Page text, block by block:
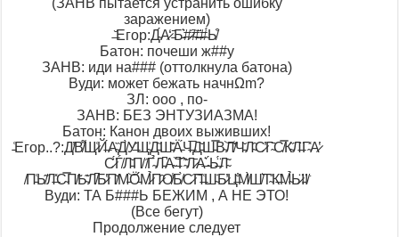
(ЗАНВ пытается устранить ошибку
заражением)
̶̆Егор:Д̴́А̷̒ ̵̄Б̵͛#̷͠#̶̈#̴́Ь̸͒
Батон: почеши ж##у
ЗАНВ: иди на### (оттолкнула батона)
Вуди: может бежать начнΩm?
ЗЛ: ооо , по-
ЗАНВ: БЕЗ ЭНТУЗИАЗМА!
Батон: Канон двоих выживших!
̵͑Егор..?:Д̸̕В̸͌Щ̷͑Й̶́А̴̏Д̸̀У̶͐Щ̴͗Д̵̋Ш̵͊Ӓ̵́Ч̶̅Д̵̌Ш̵̿В̴͝Л̸͊Ч̵̌Л̴̑С̷̕Г̴̄С̸̿К̴̋Л̶̈Г̴̽А̷̔
С̷̈́Ѓ̸Л̵̌П̸͘ ̸̇Г̴̉Л̵͆А̴͝ ̶͆Г̴͊Л̷̄А̶͛ ̴́Ь̶̈́Л̴͂
̸͘П̵͑Ь̸͂Л̶̽С̴̿П̸̃Ь̴͊Л̸͆Б̷̔П̸̌М̵͝Ӧ̵́М̷̉П̷̑О̸̾Б̸̀С̷͠П̶͑Ш̴̇Б̷̓Ц̶̐М̸̀Ш̸͛Т̴̎К̶̛М̴̉Ь̷̈!̵̈!̸͘
Вуди: ТА Б###Ь БЕЖИМ , А НЕ ЭТО!
(Все бегут)
Продолжение следует